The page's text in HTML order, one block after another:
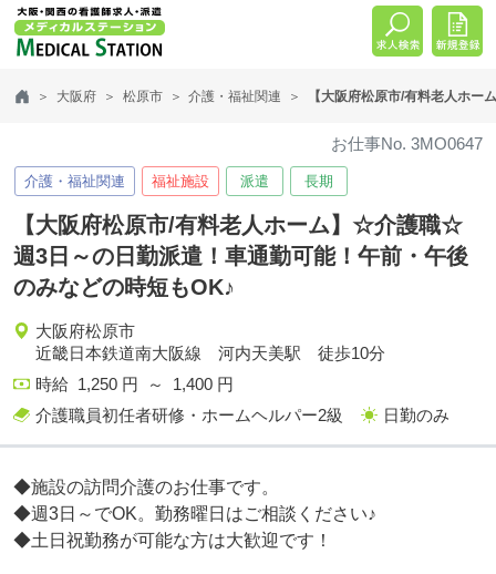
大阪府 松原市 介護・福祉関連 【大阪府松原市/有料老人ホ
お仕事No. 3MO0647
介護・福祉関連 福祉施設 派遣 長期
【大阪府松原市/有料老人ホーム】☆介護職☆
週3日～の日勤派遣！車通勤可能！午前・午後
のみなどの時短もOK♪
大阪府松原市
近畿日本鉄道南大阪線 河内天美駅 徒歩10分
時給 1,250 円 ～ 1,400 円
介護職員初任者研修・ホームヘルパー2級
日勤のみ
◆施設の訪問介護のお仕事です。
◆週3日～でOK。勤務曜日はご相談ください♪
◆土日祝勤務が可能な方は大歓迎です！